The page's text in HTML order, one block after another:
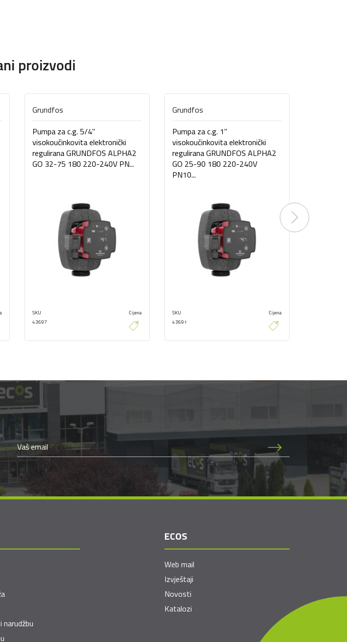
proizvodi
Grundfos
Pumpa za c.g. 5/4"
visokoučinkovita elektronički
regulirana GRUNDFOS ALPHA2
GO 32-75 180 220-240V PN...
SKU
43697
Cijena
Grundfos
Pumpa za c.g. 1"
visokoučinkovita elektronički
regulirana GRUNDFOS ALPHA2
GO 25-90 180 220-240V
PN10...
SKU
43691
Cijena
Next
narudžbu
ECOS
Web mail
Izvještaji
Novosti
Katalozi